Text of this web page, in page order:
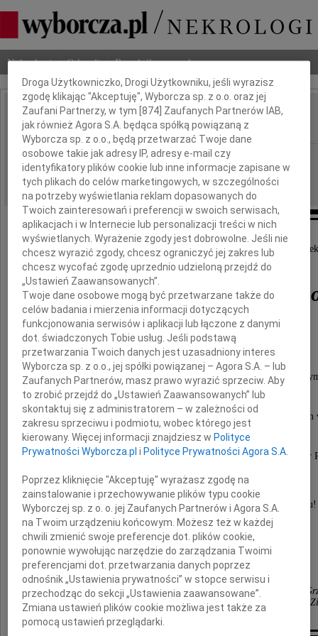
Nekrologi Odeszli Poradnik pogrzebowy
IMIĘ I NAZWISKO: Tadeusz Olszański
REGION: Warszawa
DATA EMISJI: 27.09.2023
Z głębokim żalem żegnamy wspaniałego
Tadeusza
naszego redakcyjnego kolegę i przyjaciela.
Był wybitnym dziennikarzem, głównie
także znakomitym tłumaczem, pisarzem.
To on został uznany najlepszym dziennikarzem
"Przeglądu Sportowego",
a jako współautor książki "Czysta gra" otrzymał Nagrodę Fair
Będzie nam Ciebie bardzo brakować, Tadeuszu!
Przyjaciele ze "Sztandaru Młodych"
Andrzej Bajorek, Jacek Barcz, Janusz Cieśliński, Michał Jaranowski,
Martynkin, Jacek Nachyła, Janusz Pindera, Andrzej
Dbamy o Twoją prywatność
Droga Użytkowniczko, Drogi Użytkowniku, jeśli wyrazisz
zgodę klikając "Akceptuję", Wyborcza sp. z o.o. oraz jej
Zaufani Partnerzy, w tym [874] Zaufanych Partnerów IAB,
jak również Agora S.A. będąca spółką powiązaną z
Wyborcza sp. z o.o., będą przetwarzać Twoje dane
osobowe takie jak adresy IP, adresy e-mail czy
identyfikatory plików cookie lub inne informacje zapisane w
tych plikach do celów marketingowych, w szczególności
na potrzeby wyświetlania reklam dopasowanych do
Twoich zainteresowań i preferencji w swoich serwisach,
aplikacjach i w Internecie lub personalizacji treści w nich
wyświetlanych. Wyrażenie zgody jest dobrowolne. Jeśli nie
chcesz wyrazić zgody, chcesz ograniczyć jej zakres lub
chcesz wycofać zgodę uprzednio udzieloną przejdź do
„Ustawień Zaawansowanych”.
Twoje dane osobowe mogą być przetwarzane także do
celów badania i mierzenia informacji dotyczących
funkcjonowania serwisów i aplikacji lub łączone z danymi
dot. świadczonych Tobie usług. Jeśli podstawą
przetwarzania Twoich danych jest uzasadniony interes
Wyborcza sp. z o.o., jej spółki powiązanej – Agora S.A. – lub
Zaufanych Partnerów, masz prawo wyrazić sprzeciw. Aby
to zrobić przejdź do „Ustawień Zaawansowanych” lub
skontaktuj się z administratorem – w zależności od
zakresu sprzeciwu i podmiotu, wobec którego jest
kierowany. Więcej informacji znajdziesz wPolityce
Prywatności Wyborcza.pl iPolityce Prywatności Agora S.A.
Poprzez kliknięcie "Akceptuję" wyrażasz zgodę na
zainstalowanie i przechowywanie plików typu cookie
Wyborczej sp. z o. o. jej Zaufanych Partnerów i Agora S.A.
na Twoim urządzeniu końcowym. Możesz też w każdej
chwili zmienić swoje preferencje dot. plików cookie,
ponownie wywołując narzędzie do zarządzania Twoimi
preferencjami dot. przetwarzania danych poprzez
odnośnik „Ustawienia prywatności” w stopce serwisu i
przechodząc do sekcji „Ustawienia zaawansowane”.
Zmiana ustawień plików cookie możliwa jest także za
pomocą ustawień przeglądarki.